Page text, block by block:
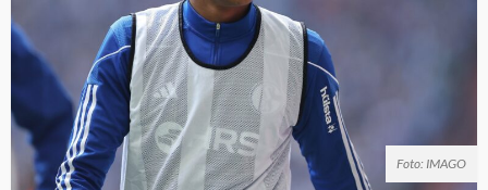
Foto: IMAGO